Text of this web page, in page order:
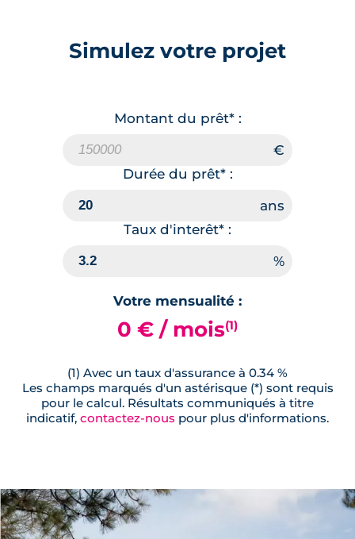
Simulez votre projet
Montant du prêt* :
Durée du prêt* :
Taux d'interêt* :
Votre mensualité :
0 € / mois(1)
(1) Avec un taux d'assurance à 0.34 %
Les champs marqués d'un astérisque (*) sont requis
pour le calcul. Résultats communiqués à titre
indicatif, contactez-nous pour plus d'informations.